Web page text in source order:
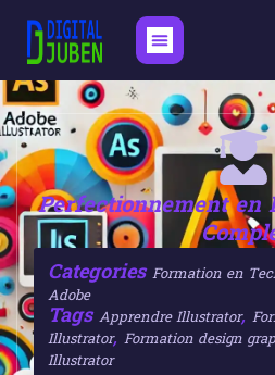
Perfectionnement en
Categories Formation en
Adobe
Tags Apprendre Illustrator,
Illustrator,Formation design
Illustrator